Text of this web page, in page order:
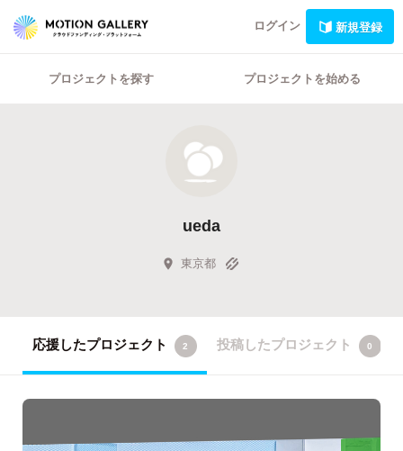
ログイン 新規登録
プロジェクトを探す プロジェクトを始める
ueda
東京都
応援したプロジェクト 2 投稿したプロジェクト 0